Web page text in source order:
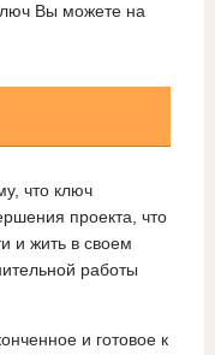
Вы можете на
что ключ
проекта, что
и жить в своем
работы
и готовое к